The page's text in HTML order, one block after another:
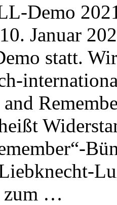
Demo
Januar
statt.
zum …